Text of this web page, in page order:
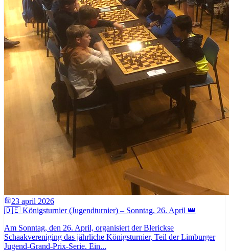
23 april 2026
🇩🇪 Königsturnier (Jugendturnier) – Sonntag, 26. April 👑
Am Sonntag, den 26. April, organisiert der Blerickse
Schaakvereniging das jährliche Königsturnier, Teil der Limburger
Jugend-Grand-Prix-Serie. Ein...